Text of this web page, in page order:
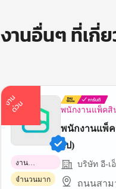
งานอื่นๆ ที่เกี่
ง
า
น
ด่
ว
น พนักงานแพ็คสิ
พนักงานแพ็คสินค้าส
ไป)
บริษัท อี-เ
ถนนสาม
งาน
พาร์ทไทม์
จำนวนมาก